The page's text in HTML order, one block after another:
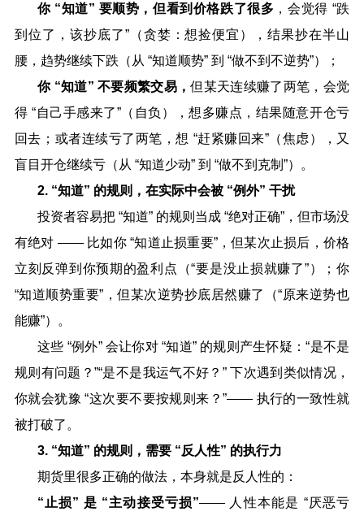
你“知道” 要顺势，但看到价格跌了很多 ，会觉得 “跌
到位了，该抄底了”（贪婪：想捡便宜），结果抄在半山
腰，趋势继续下跌（从 “知道顺势” 到 “做不到不逆势”）；
你“知道” 不要频繁交易，但某天连续赚了两笔，会觉
得 “自己手感来了”（自负），想多赚点，结果随意开仓亏
回去；或者连续亏了两笔，想 “赶紧赚回来”（焦虑），又
盲目开仓继续亏（从 “知道少动” 到 “做不到克制 ”）。
2. “知道” 的规则，在实际中会被“例外” 干扰
投资者容易把“知道” 的规则当成 “绝对正确” ，但市场没
有绝对 —— 比如你“知道止损重要”，但某次止损后，价格
立刻反弹到你预期的盈利点（“要是没止损就赚了”）；你
“知道顺势重要” ，但某次逆势抄底居然赚了（“原来逆势也
能赚”）。
这些 “例外” 会让你对“知道” 的规则产生怀疑：“是不是
规则有问题？”“是不是我运气不好？ ”下次遇到类似情况，
你就会犹豫 “这次要不要按规则来？”—— 执行的一致性就
被打破了。
3. “知道” 的规则，需要“反人性” 的执行力
期货里很多正确的做法，本身就是反人性的：
“ 止损” 是 “主动接受亏损”—— 人性本能是 “厌恶亏